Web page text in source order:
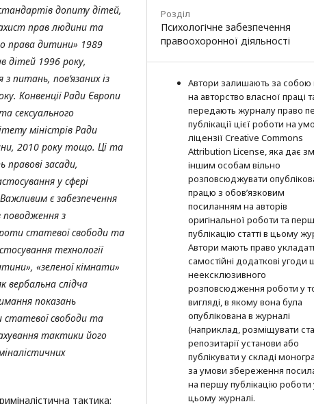
допиту дітей,
прав людини та
права дитини» 1989
дітей 1996 року,
питань, пов’язаних із
Конвенції Ради Європи
сексуального
міністрів Ради
2010 року тощо. Ці та
засади,
у сфері
є забезпечення
з
статевої свободи та
технології
«зеленої кімнати»
вербальна слідча
показань
статевої свободи та
тактики його
тактика;
Розділ
Психологічне забезпечення
правоохоронної діяльності
Автори залишають за собою
на авторство власної праці
передають журналу право
публікації цієї роботи на
ліцензії Creative Commons
Attribution License, яка дає
іншим особам вільно
розповсюджувати
працю з обов’язковим
посиланням на авторів
оригінальної роботи та
публікацію статті в цьому
Автори мають право
самостійні додаткові угоди
неексклюзивного
розповсюдження роботи у
вигляді, в якому вона була
опублікована в журналі
(наприклад, розміщувати
репозитарії установи або
публікувати у складі
за умови збереження
на першу публікацію роботи
цьому журналі.